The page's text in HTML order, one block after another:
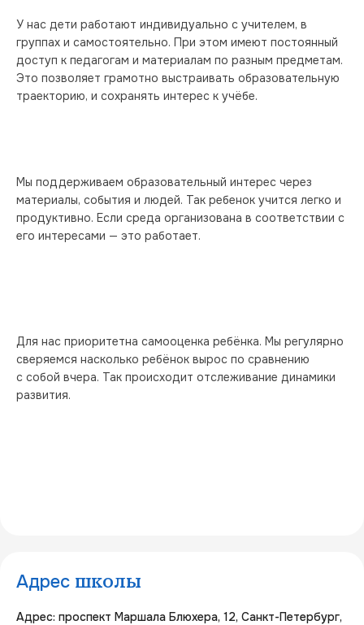
У нас дети работают индивидуально с учителем, в
группах и самостоятельно. При этом имеют постоянный
доступ к педагогам и материалам по разным предметам.
Это позволяет грамотно выстраивать образовательную
траекторию, и сохранять интерес к учёбе.
Мы поддерживаем образовательный интерес через
материалы, события и людей. Так ребенок учится легко и
продуктивно. Если среда организована в соответствии с
его интересами — это работает.
Для нас приоритетна самооценка ребёнка. Мы регулярно
сверяемся насколько ребёнок вырос по сравнению
с собой вчера. Так происходит отслеживание динамики
развития.
Адрес школы
Адрес: проспект Маршала Блюхера, 12, Санкт-Петербург,